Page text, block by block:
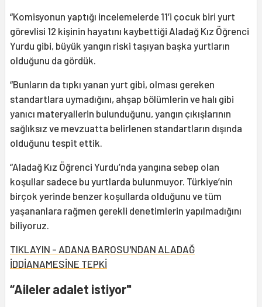
“Komisyonun yaptığı incelemelerde 11’i çocuk biri yurt
görevlisi 12 kişinin hayatını kaybettiği Aladağ Kız Öğrenci
Yurdu gibi, büyük yangın riski taşıyan başka yurtların
olduğunu da gördük.
“Bunların da tıpkı yanan yurt gibi, olması gereken
standartlara uymadığını, ahşap bölümlerin ve halı gibi
yanıcı materyallerin bulunduğunu, yangın çıkışlarının
sağlıksız ve mevzuatta belirlenen standartların dışında
olduğunu tespit ettik.
“Aladağ Kız Öğrenci Yurdu’nda yangına sebep olan
koşullar sadece bu yurtlarda bulunmuyor. Türkiye’nin
birçok yerinde benzer koşullarda olduğunu ve tüm
yaşananlara rağmen gerekli denetimlerin yapılmadığını
biliyoruz.
TIKLAYIN - ADANA BAROSU'NDAN ALADAĞ
İDDİANAMESİNE TEPKİ
“Aileler adalet istiyor"